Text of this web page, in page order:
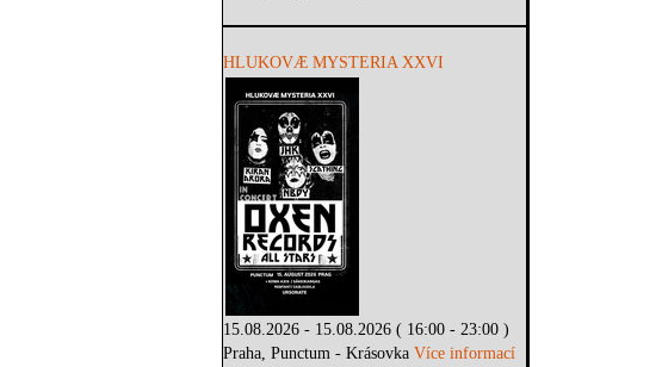
HLUKOVÆ MYSTERIA XXVI
15.08.2026 - 15.08.2026 ( 16:00 - 23:00 )
Praha, Punctum - KrásovkaVíce informací